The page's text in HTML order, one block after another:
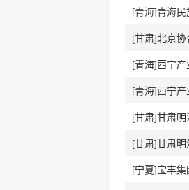
[青海]青海民
[甘肃]北京协
[青海]西宁
[青海]西宁
[甘肃]甘肃明
[甘肃]甘肃明
[宁夏]宝丰集